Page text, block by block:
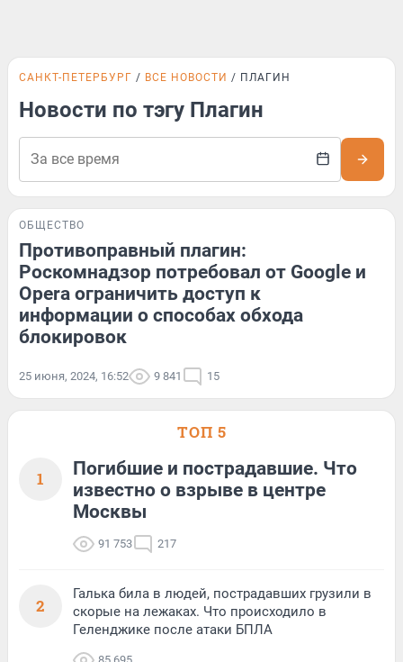
САНКТ-ПЕТЕРБУРГ ВСЕ НОВОСТИ ПЛАГИН
Новости по тэгу Плагин
ОБЩЕСТВО
Противоправный плагин:
Роскомнадзор потребовал от Google и
Opera ограничить доступ к
информации о способах обхода
блокировок
25 июня, 2024, 16:52 9 841 15
ТОП 5
1
Погибшие и пострадавшие. Что
известно о взрыве в центре
Москвы
91 753 217
2
Галька била в людей, пострадавших грузили в
скорые на лежаках. Что происходило в
Геленджике после атаки БПЛА